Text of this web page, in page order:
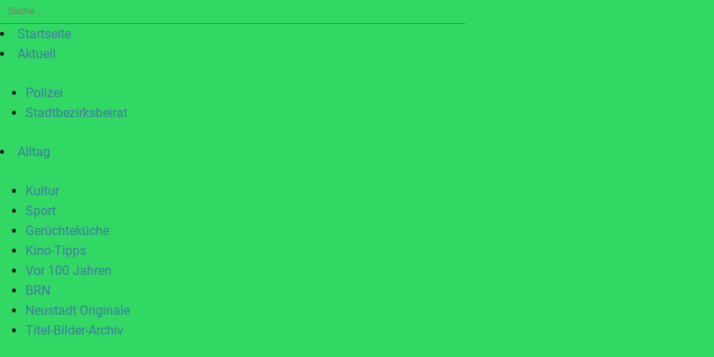
Suche
nach:Startseite
Aktuell
Polizei
Stadtbezirksbeirat
Alltag
Kultur
Sport
Gerüchteküche
Kino-Tipps
Vor 100 Jahren
BRN
Neustadt Originale
Titel-Bilder-Archiv